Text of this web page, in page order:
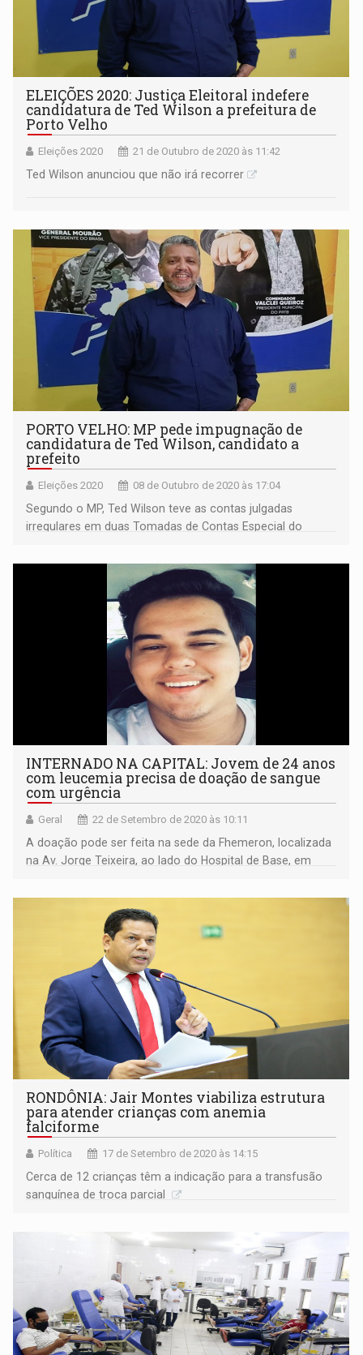
ELEIÇÕES 2020: Justiça Eleitoral indefere
candidatura de Ted Wilson a prefeitura de
Porto Velho
Eleições 2020 21 de Outubro de 2020 às 11:42
Ted Wilson anunciou que não irá recorrer
PORTO VELHO: MP pede impugnação de
candidatura de Ted Wilson, candidato a
prefeito
Eleições 2020 08 de Outubro de 2020 às 17:04
Segundo o MP, Ted Wilson teve as contas julgadas
irregulares em duas Tomadas de Contas Especial do
FHEMERON
INTERNADO NA CAPITAL: Jovem de 24 anos
com leucemia precisa de doação de sangue
com urgência
Geral 22 de Setembro de 2020 às 10:11
A doação pode ser feita na sede da Fhemeron, localizada
na Av. Jorge Teixeira, ao lado do Hospital de Base, em
RONDÔNIA: Jair Montes viabiliza estrutura
para atender crianças com anemia
falciforme
Política 17 de Setembro de 2020 às 14:15
Cerca de 12 crianças têm a indicação para a transfusão
sanguínea de troca parcial